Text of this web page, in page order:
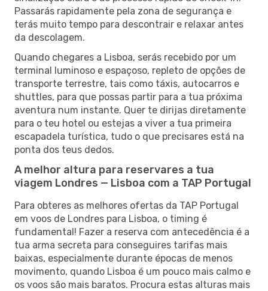
Passarás rapidamente pela zona de segurança e
terás muito tempo para descontrair e relaxar antes
da descolagem.
Quando chegares a Lisboa, serás recebido por um
terminal luminoso e espaçoso, repleto de opções de
transporte terrestre, tais como táxis, autocarros e
shuttles, para que possas partir para a tua próxima
aventura num instante. Quer te dirijas diretamente
para o teu hotel ou estejas a viver a tua primeira
escapadela turística, tudo o que precisares está na
ponta dos teus dedos.
A melhor altura para reservares a tua
viagem Londres — Lisboa com a TAP Portugal
Para obteres as melhores ofertas da TAP Portugal
em voos de Londres para Lisboa, o timing é
fundamental! Fazer a reserva com antecedência é a
tua arma secreta para conseguires tarifas mais
baixas, especialmente durante épocas de menos
movimento, quando Lisboa é um pouco mais calmo e
os voos são mais baratos. Procura estas alturas mais